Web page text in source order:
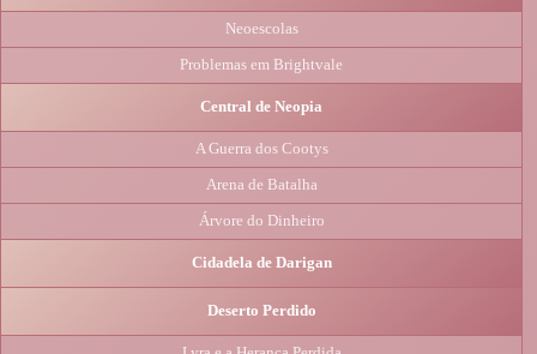
Neoescolas
Problemas em Brightvale
Central de Neopia
A Guerra dos Cootys
Arena de Batalha
Árvore do Dinheiro
Cidadela de Darigan
Deserto Perdido